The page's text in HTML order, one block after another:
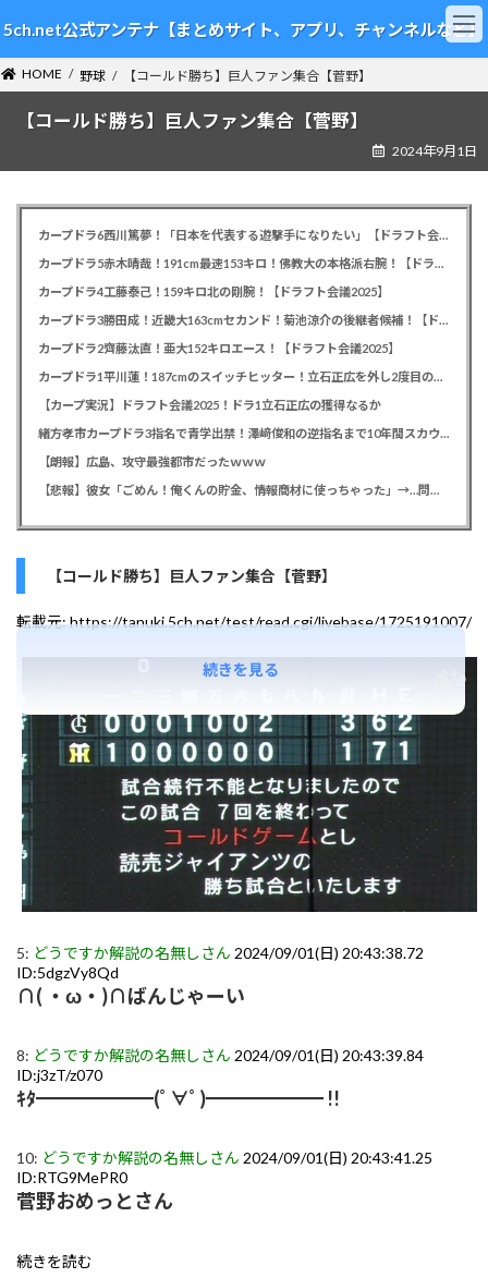
ン
テ
ン
ツ
ビ
ゲ
ー
シ
5ch.net公式アンテナ【まとめサイト、アプリ、チャンネルなど】
HOME 野球 【コールド勝ち】巨人ファン集合【菅野】
【コールド勝ち】巨人ファン集合【菅野】
2024年9月1日
カープドラ6西川篤夢！「日本を代表する遊撃手になりたい」【ドラフト会議2025】
カープドラ5赤木晴哉！191cm最速153キロ！佛教大の本格派右腕！【ドラフト会議2025】
カープドラ4工藤泰己！159キロ北の剛腕！【ドラフト会議2025】
カープドラ3勝田成！近畿大163cmセカンド！菊池涼介の後継者候補！【ドラフト会議2025】
カープドラ2齊藤汰直！亜大152キロエース！【ドラフト会議2025】
カープドラ1平川蓮！187cmのスイッチヒッター！立石正広を外し2度目の重複も新井監督がクジを引き当てる！【ドラフト会議2025】
【カープ実況】ドラフト会議2025！ドラ1立石正広の獲得なるか
緒方孝市カープドラ3指名で青学出禁！澤﨑俊和の逆指名まで10年間スカウト出禁
【朗報】広島、攻守最強都市だったｗｗｗ
【悲報】彼女「ごめん！俺くんの貯金、情報商材に使っちゃった」→…問い詰めたらギャン泣きされたんだが俺が悪いのか？
【コールド勝ち】巨人ファン集合【菅野】
転載元:https://tanuki.5ch.net/test/read.cgi/livebase/1725191007/
5: どうですか解説の名無しさん 2024/09/01(日) 20:43:38.72
ID:5dgzVy8Qd
∩( ・ω・)∩ばんじゃーい
8: どうですか解説の名無しさん 2024/09/01(日) 20:43:39.84
ID:j3zT/z070
ｷﾀ━━━━━━(ﾟ∀ﾟ)━━━━━━ !!
10: どうですか解説の名無しさん 2024/09/01(日) 20:43:41.25
ID:RTG9MePR0
菅野おめっとさん
続きを読む
続きを見る